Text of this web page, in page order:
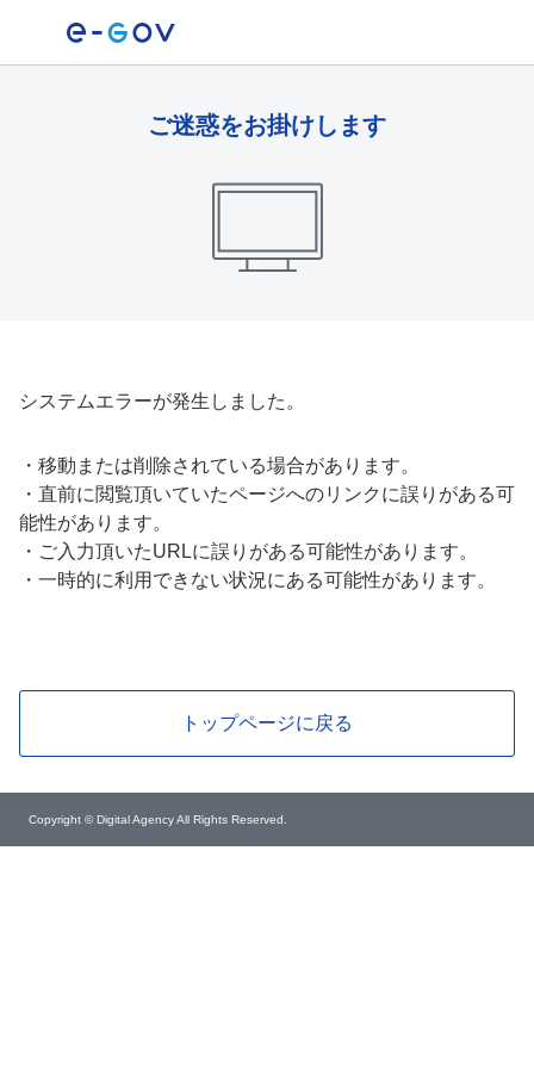
ご迷惑をお掛けします
システムエラーが発生しました。
・ 移動または削除されている場合があります。
・ 直前に閲覧頂いていたページへのリンクに誤りがある可
能性があります。
・ ご入力頂いたURLに誤りがある可能性があります。
・ 一時的に利用できない状況にある可能性があります。
トップページに戻る
Copyright © Digital Agency All Rights Reserved.